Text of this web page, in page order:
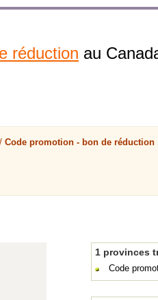
réduction au
/ Code promotion - bon de réduction
1 provinces
Code